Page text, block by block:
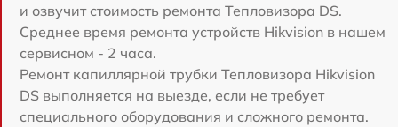
и озвучит стоимость ремонта Тепловизора DS.
Среднее время ремонта устройств Hikvision в нашем
сервисном - 2 часа.
Ремонт капиллярной трубки Тепловизора Hikvision
DS выполняется на выезде, если не требует
специального оборудования и сложного ремонта.